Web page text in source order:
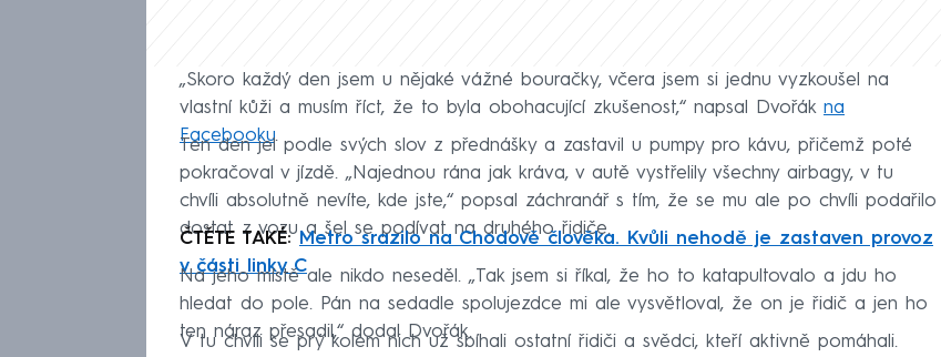
„Skoro každý den jsem u nějaké vážné bouračky, včera jsem si jednu vyzkoušel na
vlastní kůži a musím říct, že to byla obohacující zkušenost,“ napsal Dvořák na
Facebooku.
Ten den jel podle svých slov z přednášky a zastavil u pumpy pro kávu, přičemž poté
pokračoval v jízdě. „Najednou rána jak kráva, v autě vystřelily všechny airbagy, v tu
chvíli absolutně nevíte, kde jste,“ popsal záchranář s tím, že se mu ale po chvíli podařilo
dostat z vozu a šel se podívat na druhého řidiče.
ČTĚTE TAKÉ: Metro srazilo na Chodově člověka. Kvůli nehodě je zastaven provoz
v části linky C
Na jeho místě ale nikdo neseděl. „Tak jsem si říkal, že ho to katapultovalo a jdu ho
hledat do pole. Pán na sedadle spolujezdce mi ale vysvětloval, že on je řidič a jen ho
ten náraz přesadil,“ dodal Dvořák.
V tu chvíli se prý kolem nich už sbíhali ostatní řidiči a svědci, kteří aktivně pomáhali.